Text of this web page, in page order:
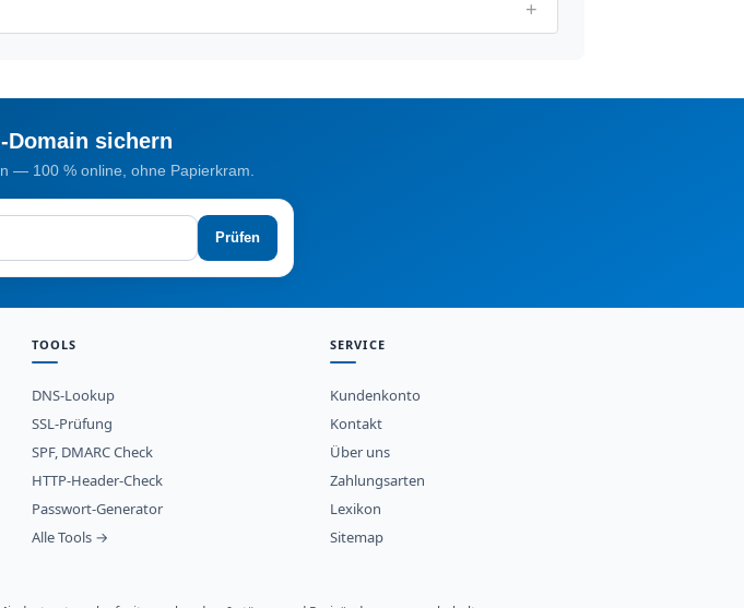
-Domain sichern
— 100 % online, ohne Papierkram.
Prüfen
TOOLS
DNS-Lookup
SSL-Prüfung
SPF, DMARC Check
HTTP-Header-Check
Passwort-Generator
Alle Tools →
SERVICE
Kundenkonto
Kontakt
Über uns
Zahlungsarten
Lexikon
Sitemap